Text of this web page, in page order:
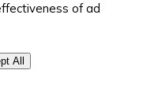
of ad
All